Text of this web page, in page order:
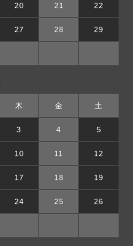
20 21 22
27 28 29
木 金 土
3 4 5
10 11 12
17 18 19
24 25 26